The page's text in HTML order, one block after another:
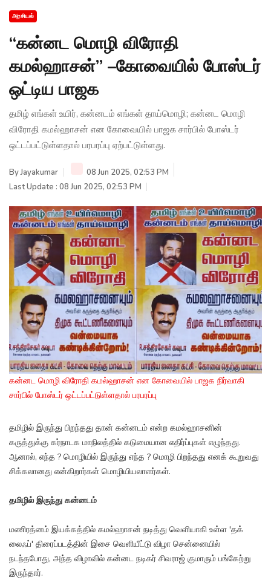
அரசியல்
“கன்னட மொழி விரோதி
கமல்ஹாசன்” –கோவையில் போஸ்டர்
ஒட்டிய பாஜக
தமிழ் எங்கள் உயிர், கன்னடம் எங்கள் தாய்மொழி; கன்னட மொழி
விரோதி கமல்ஹாசன் என கோவையில் பாஜக சார்பில் போஸ்டர்
ஒட்டப்பட்டுள்ளதால் பரபரப்பு ஏற்பட்டுள்ளது.
ByJayakumar
08 Jun 2025, 02:53 PM
Last Update : 08 Jun 2025, 02:53 PM
கன்னட மொழி விரோதி கமல்ஹாசன் என கோவையில் பாஜக நிர்வாகி
சார்பில் போஸ்டர் ஒட்டப்பட்டுள்ளதால் பரபரப்பு
தமிழில் இருந்து பிறந்தது தான் கன்னடம் என்ற கமல்ஹாசனின்
கருத்துக்கு கர்நாடக மாநிலத்தில் கடுமையான எதிர்ப்புகள் எழுந்தது.
ஆனால், எந்த ? மொழியில் இருந்து எந்த ? மொழி பிறந்தது எனக் கூறுவது
சிக்கலானது என்கிறார்கள் மொழியியலாளர்கள்.
தமிழில் இருந்து கன்னடம்
மணிரத்னம் இயக்கத்தில் கமல்ஹாசன் நடித்து வெளியாகி உள்ள 'தக்
லைஃப்' திரைப்படத்தின் இசை வெளியீட்டு விழா சென்னையில்
நடந்தபோது, அந்த விழாவில் கன்னட நடிகர் சிவராஜ் குமாரும் பங்கேற்று
இருந்தார்.